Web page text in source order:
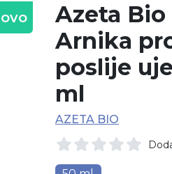
Azeta
Arnika
poslije
ml
AZETA BIO